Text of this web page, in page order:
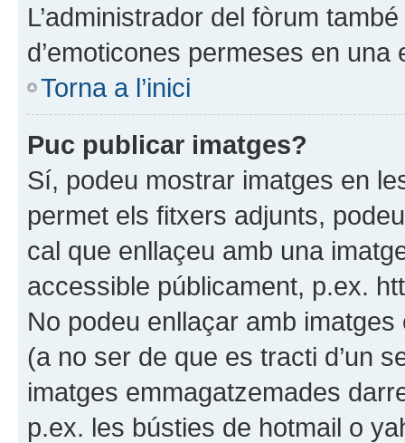
L’administrador del fòrum
d’emoticones permeses en una
Torna a l’inici
Puc publicar imatges?
Sí, podeu mostrar imatges en
permet els fitxers adjunts,
cal que enllaçeu amb una
accessible públicament, p.ex.
No podeu enllaçar amb
(a no ser de que es tracti d’un
imatges emmagatzemades
p.ex. les bústies de hotmail o